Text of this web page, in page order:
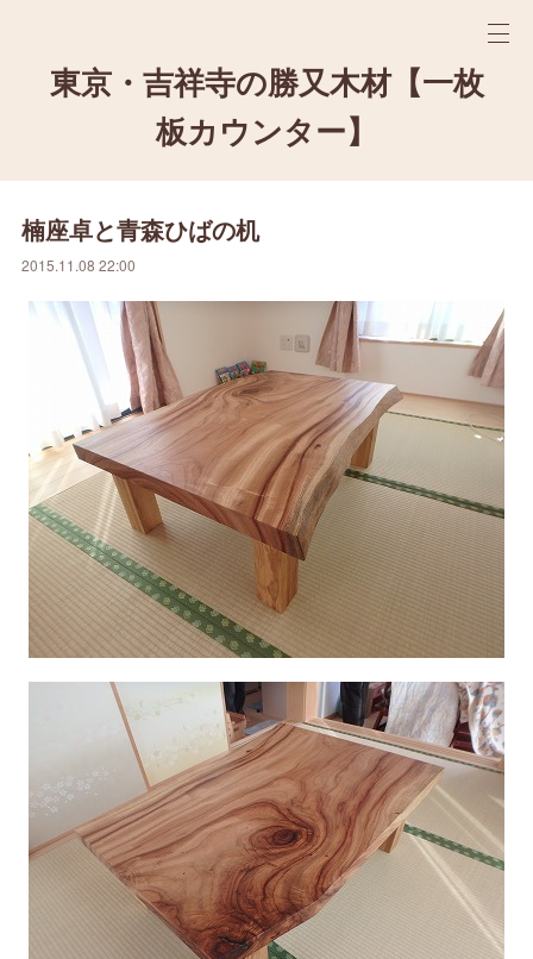
東京・吉祥寺の勝又木材【一枚
板カウンター】
楠座卓と青森ひばの机
2015.11.08 22:00